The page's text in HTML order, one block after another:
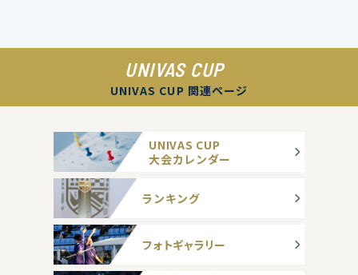
UNIVAS CUP
UNIVAS CUP 関連ページ
UNIVAS CUP
大会カレンダー
ランキング
フォトギャラリー